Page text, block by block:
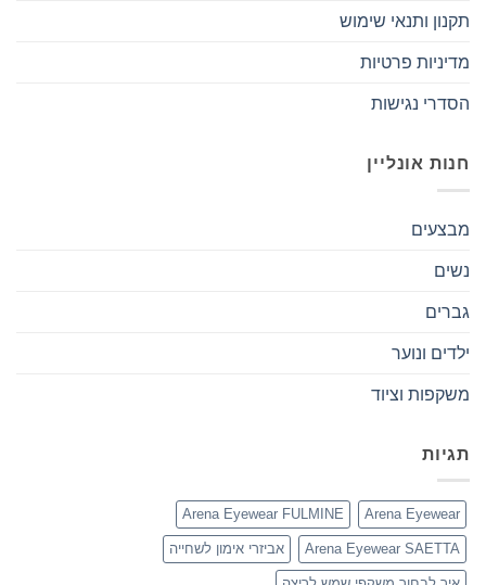
תקנון ותנאי שימוש
מדיניות פרטיות
הסדרי נגישות
חנות אונליין
מבצעים
נשים
גברים
ילדים ונוער
משקפות וציוד
תגיות
Arena Eyewear
Arena Eyewear FULMINE
Arena Eyewear SAETTA אביזרי אימון לשחייה